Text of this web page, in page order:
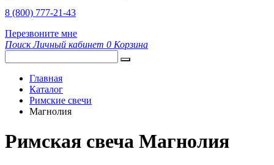
8 (800) 777-21-43
Перезвоните мне
Поиск Личный кабинет 0 Корзина
Главная
Каталог
Римские свечи
Магнолия
Римская свеча Магнолия